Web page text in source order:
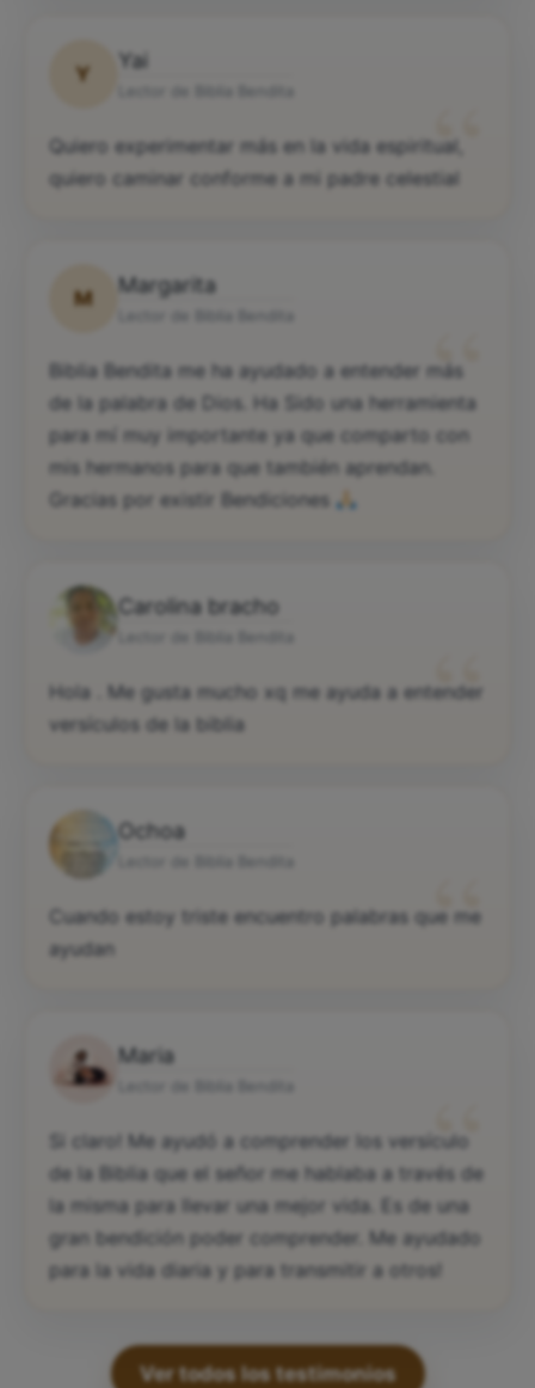
Y
Yai
“
Quiero experimentar más en la vida espiritual,
quiero caminar conforme a mi padre celestial
M
Margarita
“
Biblia Bendita me ha ayudado a entender más
de la palabra de Dios. Ha Sido una herramienta
para mí muy importante ya que comparto con
mis hermanos para que también aprendan.
Gracias por existir Bendiciones
Carolina bracho
“
Hola . Me gusta mucho xq me ayuda a entender
versículos de la biblia
Ochoa
“
Cuando estoy triste encuentro palabras que me
ayudan
Maria
“
Si claro! Me ayudó a comprender los versículo
de la Biblia que el señor me hablaba a través de
la misma para llevar una mejor vida. Es de una
gran bendición poder comprender. Me ayudado
para la vida diaria y para transmitir a otros!
Ver todos los testimonios